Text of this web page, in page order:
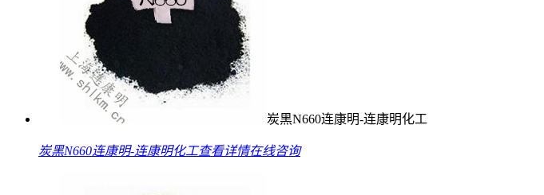
炭黑N660连康明-连康明化工
炭黑N660连康明-连康明化工查看详情在线咨询